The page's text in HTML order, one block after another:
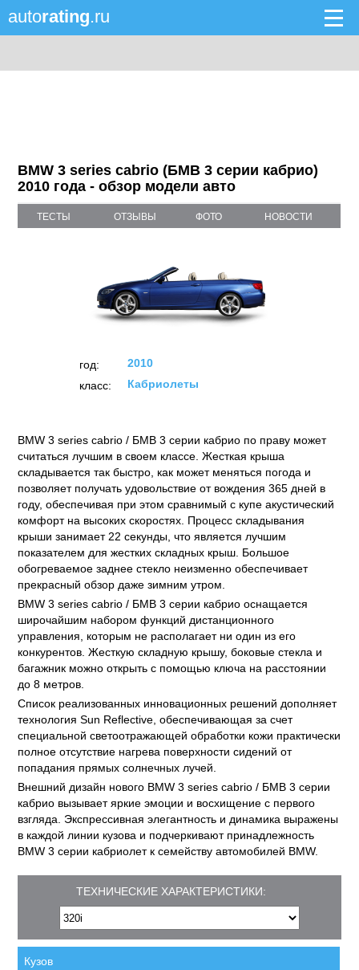
autorating.ru
BMW 3 series cabrio (БМВ 3 серии кабрио)
2010 года - обзор модели авто
ТЕСТЫ ОТЗЫВЫ ФОТО НОВОСТИ
год:
2010
класс:
Кабриолеты
BMW 3 series cabrio / БМВ 3 серии кабрио по праву может
считаться лучшим в своем классе. Жесткая крыша
складывается так быстро, как может меняться погода и
позволяет получать удовольствие от вождения 365 дней в
году, обеспечивая при этом сравнимый с купе акустический
комфорт на высоких скоростях. Процесс складывания
крыши занимает 22 секунды, что является лучшим
показателем для жестких складных крыш. Большое
обогреваемое заднее стекло неизменно обеспечивает
прекрасный обзор даже зимним утром.
BMW 3 series cabrio / БМВ 3 серии кабрио оснащается
широчайшим набором функций дистанционного
управления, которым не располагает ни один из его
конкурентов. Жесткую складную крышу, боковые стекла и
багажник можно открыть с помощью ключа на расстоянии
до 8 метров.
Список реализованных инновационных решений дополняет
технология Sun Reflective, обеспечивающая за счет
специальной светоотражающей обработки кожи практически
полное отсутствие нагрева поверхности сидений от
попадания прямых солнечных лучей.
Внешний дизайн нового BMW 3 series cabrio / БМВ 3 серии
кабрио вызывает яркие эмоции и восхищение с первого
взгляда. Экспрессивная элегантность и динамика выражены
в каждой линии кузова и подчеркивают принадлежность
BMW 3 серии кабриолет к семейству автомобилей BMW.
ТЕХНИЧЕСКИЕ ХАРАКТЕРИСТИКИ:
Кузов